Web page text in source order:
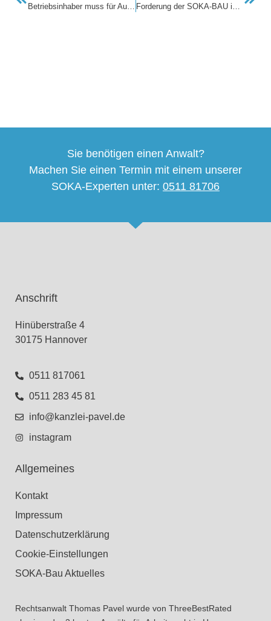
Betriebsinhaber muss für Ausnahmegewerk keinen Gesellenbrief haben For­de­rung der SO­KA-BAU in Hö­he von 347.028,00 EUR ab­ge­wehrt
Sie benötigen einen Anwalt?
Machen Sie einen Termin mit einem unserer
SOKA-Experten unter: 0511 81706
Anschrift
Hinüberstraße 4
30175 Hannover
0511 817061
0511 283 45 81
info@kanzlei-pavel.de
instagram
Allgemeines
Kontakt
Impressum
Datenschutzerklärung
Cookie-Einstellungen
SOKA-Bau Aktuelles
Rechtsanwalt Thomas Pavel wurde von ThreeBestRated